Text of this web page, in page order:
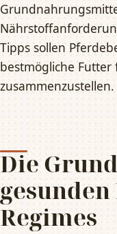
Tipps sollen
bestmögliche
zusammenzustellen.
Die
Regimes